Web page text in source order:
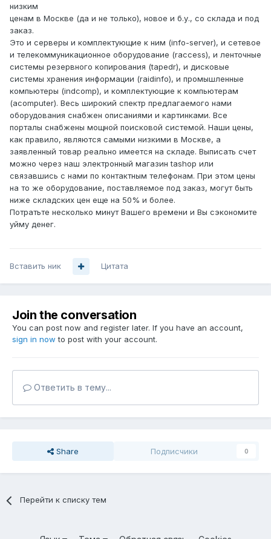
низким
ценам в Москве (да и не только), новое и б.у., со склада и под
заказ.
Это и серверы и комплектующие к ним (info-server), и сетевое
и телекоммуникационное оборудование (raccess), и ленточные
системы резервного копирования (tapedr), и дисковые
системы хранения информации (raidinfo), и промышленные
компьютеры (indcomp), и комплектующие к компьютерам
(acomputer). Весь широкий спектр предлагаемого нами
оборудования снабжен описаниями и картинками. Все
порталы снабжены мощной поисковой системой. Наши цены,
как правило, являются самыми низкими в Москве, а
заявленный товар реально имеется на складе. Выписать счет
можно через наш электронный магазин tashop или
связавшись с нами по контактным телефонам. При этом цены
на то же оборудование, поставляемое под заказ, могут быть
ниже складских цен еще на 50% и более.
Потратьте несколько минут Вашего времени и Вы сэкономите
уйму денег.
Вставить ник Цитата
Join the conversation
You can post now and register later. If you have an account,
sign in now to post with your account.
Ответить в тему...
Share Подписчики 0
Перейти к списку тем